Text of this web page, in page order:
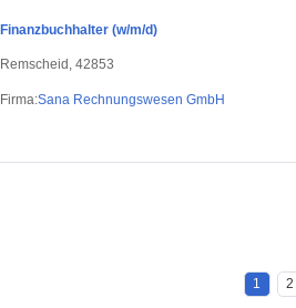
Finanzbuchhalter (w/m/d)
Remscheid, 42853
Firma:Sana Rechnungswesen GmbH
1 2